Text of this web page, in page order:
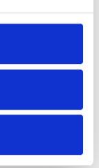
“Als we
goed
of aan
geen last
woede-